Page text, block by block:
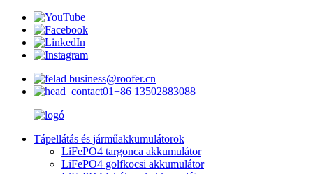
business@roofer.cn
+86 13502883088
Tápellátás és járműakkumulátorok
LiFePO4 targonca akkumulátor
LiFePO4 golfkocsi akkumulátor